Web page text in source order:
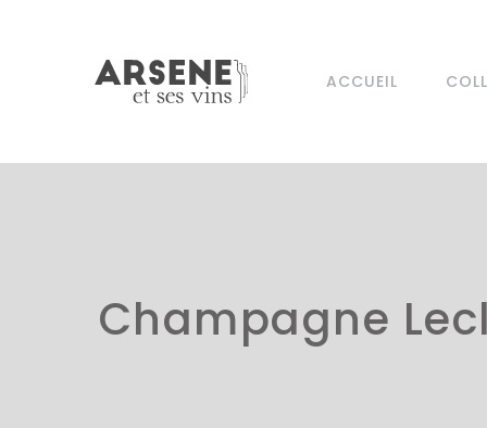
ACCUEIL
Champagne